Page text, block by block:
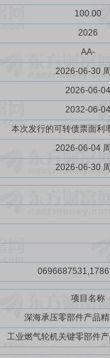
100.00
2026
AA-
2026-06-30
2026-06-04
2032-06-04
本次发行的可转债票面利
2026-06-04
2026-06-30
项目名称
深海承压零部件产品
工业燃气轮机关键零部件